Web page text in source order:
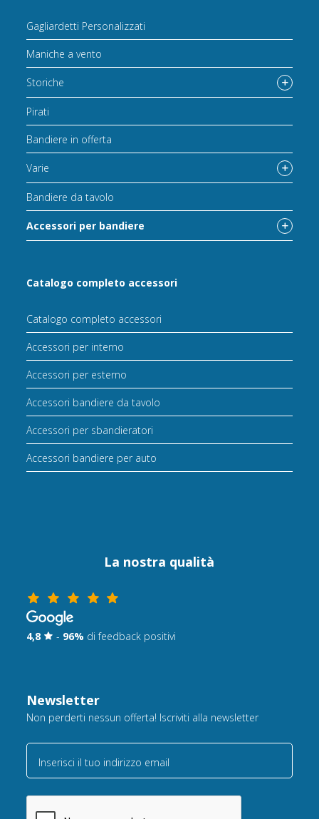
Gagliardetti Personalizzati
Maniche a vento
Storiche
Pirati
Bandiere in offerta
Varie
Bandiere da tavolo
Accessori per bandiere
Catalogo completo accessori
Catalogo completo accessori
Accessori per interno
Accessori per esterno
Accessori bandiere da tavolo
Accessori per sbandieratori
Accessori bandiere per auto
La nostra qualità
4,8 - 96% di feedback positivi
Newsletter
Non perderti nessun offerta! Iscriviti alla newsletter
Inserisci il tuo indirizzo email